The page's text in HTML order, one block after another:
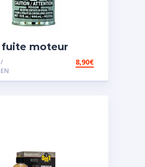
fuite moteur
8,90€